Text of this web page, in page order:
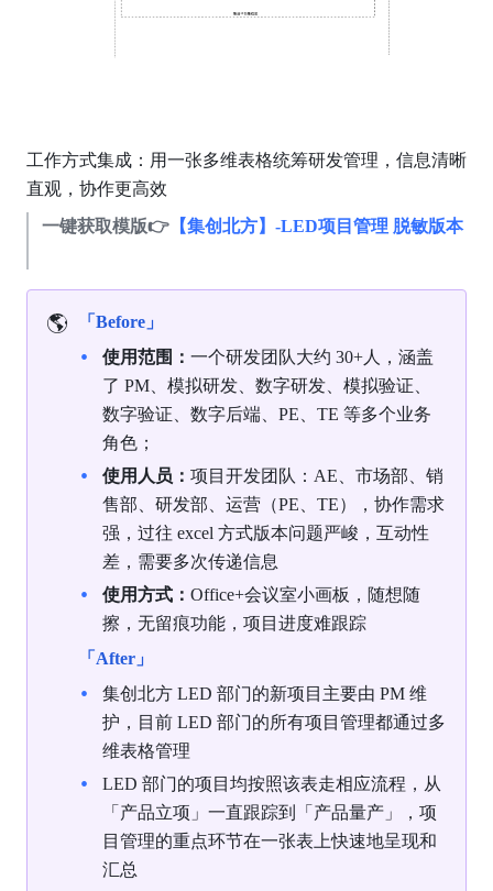
工作方式集成：用一张多维表格统筹研发管理，信息清晰
直观，协作更高效
一键获取模版👉【集创北方】-LED项目管理 脱敏版本
🌎
「Before」
使用范围： 一个研发团队大约 30+人，涵盖
了 PM、模拟研发、数字研发、模拟验证、
数字验证、数字后端、PE、TE 等多个业务
角色；
使用人员： 项目开发团队：AE、市场部、销
售部、研发部、运营（PE、TE），协作需求
强，过往 excel 方式版本问题严峻，互动性
差，需要多次传递信息
使用方式： Office+会议室小画板，随想随
擦，无留痕功能，项目进度难跟踪
「After」
集创北方 LED 部门的新项目主要由 PM 维
护，目前 LED 部门的所有项目管理都通过多
维表格管理
LED 部门的项目均按照该表走相应流程，从
「产品立项」一直跟踪到「产品量产」，项
目管理的重点环节在一张表上快速地呈现和
汇总